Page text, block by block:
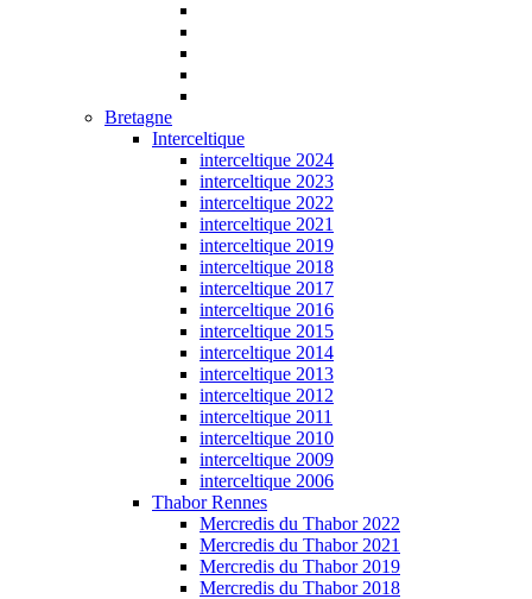
Bretagne
Interceltique
interceltique 2024
interceltique 2023
interceltique 2022
interceltique 2021
interceltique 2019
interceltique 2018
interceltique 2017
interceltique 2016
interceltique 2015
interceltique 2014
interceltique 2013
interceltique 2012
interceltique 2011
interceltique 2010
interceltique 2009
interceltique 2006
Thabor Rennes
Mercredis du Thabor 2022
Mercredis du Thabor 2021
Mercredis du Thabor 2019
Mercredis du Thabor 2018